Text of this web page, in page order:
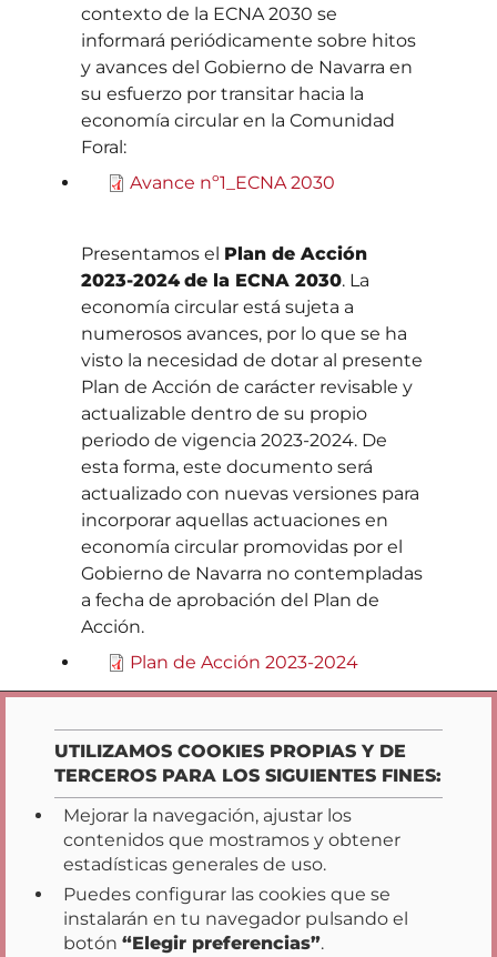
contexto de la ECNA 2030 se
informará periódicamente sobre hitos
y avances del Gobierno de Navarra en
su esfuerzo por transitar hacia la
economía circular en la Comunidad
Foral:
Avance nº1_ECNA 2030
Presentamos el Plan de Acción
2023-2024 de la ECNA 2030. La
economía circular está sujeta a
numerosos avances, por lo que se ha
visto la necesidad de dotar al presente
Plan de Acción de carácter revisable y
actualizable dentro de su propio
periodo de vigencia 2023-2024. De
esta forma, este documento será
actualizado con nuevas versiones para
incorporar aquellas actuaciones en
economía circular promovidas por el
Gobierno de Navarra no contempladas
a fecha de aprobación del Plan de
Acción.
Plan de Acción 2023-2024
Inicio | Transparencia | Participación
Opciones de privacidad
UTILIZAMOS COOKIES PROPIAS Y DE
TERCEROS PARA LOS SIGUIENTES FINES:
Mejorar la navegación, ajustar los
contenidos que mostramos y obtener
estadísticas generales de uso.
Puedes configurar las cookies que se
instalarán en tu navegador pulsando el
botón “Elegir preferencias”.